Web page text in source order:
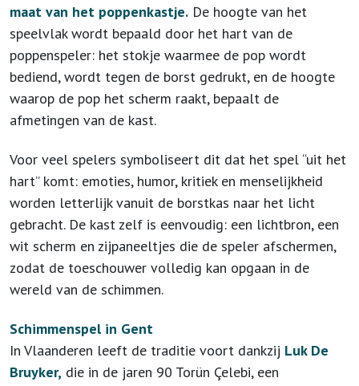
maat van het poppenkastje. De hoogte van het
speelvlak wordt bepaald door het hart van de
poppenspeler: het stokje waarmee de pop wordt
bediend, wordt tegen de borst gedrukt, en de hoogte
waarop de pop het scherm raakt, bepaalt de
afmetingen van de kast.
Voor veel spelers symboliseert dit dat het spel “uit het
hart” komt: emoties, humor, kritiek en menselijkheid
worden letterlijk vanuit de borstkas naar het licht
gebracht. De kast zelf is eenvoudig: een lichtbron, een
wit scherm en zijpaneeltjes die de speler afschermen,
zodat de toeschouwer volledig kan opgaan in de
wereld van de schimmen.
Schimmenspel in Gent
In Vlaanderen leeft de traditie voort dankzij Luk De
Bruyker, die in de jaren 90 Torün Çelebi, een